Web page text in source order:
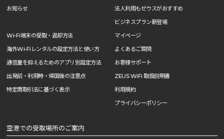
お知らせ
法人利用もゼウスがおすすめ
ビジネスプラン新登場
Wi-Fi端末の受取・返却方法
マイページ
海外Wi-Fiレンタルの設定方法と使い方
よくあるご質問
通信量を抑えるためのアプリ別設定方法
お客様サポート
出発前・利用時・帰国後の注意点
ZEUS WiFi 取扱説明書
特定商取引法に基づく表示
利用規約
プライバシーポリシー
空港での受取場所のご案内